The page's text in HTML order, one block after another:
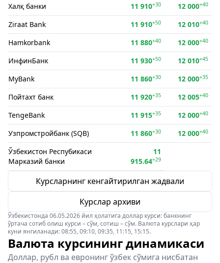
Халқ банки 11 910+30 12 000+40
Ziraat Bank 11 910+50 12 010+40
Hamkorbank 11 880+40 12 000+40
ИнфинБанк 11 930+50 12 010+45
MyBank 11 860+30 12 000+35
Пойтахт банк 11 920+35 12 005+40
TengeBank 11 915+35 12 000+40
Узпромстройбанк (SQB) 11 860+30 12 000+40
Ўзбекистон Респубикаси
Марказий банки
11
915.64+29
Курсларнинг кенгайтирилган жадвали
Курслар архиви
Ўзбекистонда 06.05.2026 йил ҳолатига доллар курси: банкнинг
ўртача сотиб олиш курси – сўм, сотиш – сўм. Валюта курслари ҳар
куни янгиланади: 08:55, 09:10, 09:35, 11:15, 15:15.
Валюта курсининг динамикаси
Доллар, рубл ва евронинг ўзбек сўмига нисбатан